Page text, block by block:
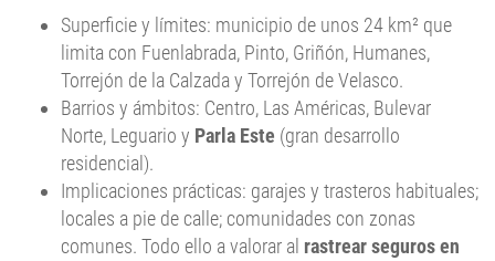
Superficie y límites: municipio de unos 24 km² que
limita con Fuenlabrada, Pinto, Griñón, Humanes,
Torrejón de la Calzada y Torrejón de Velasco.
Barrios y ámbitos: Centro, Las Américas, Bulevar
Norte, Leguario y Parla Este (gran desarrollo
residencial).
Implicaciones prácticas: garajes y trasteros habituales;
locales a pie de calle; comunidades con zonas
comunes. Todo ello a valorar al rastrear seguros en